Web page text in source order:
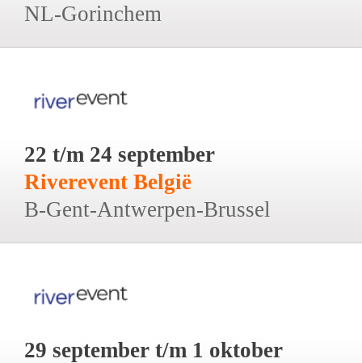
NL-Gorinchem
22 t/m 24 september
Riverevent België
B-Gent-Antwerpen-Brussel
29 september t/m 1 oktober